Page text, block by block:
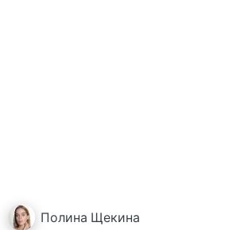
Полина Щекина